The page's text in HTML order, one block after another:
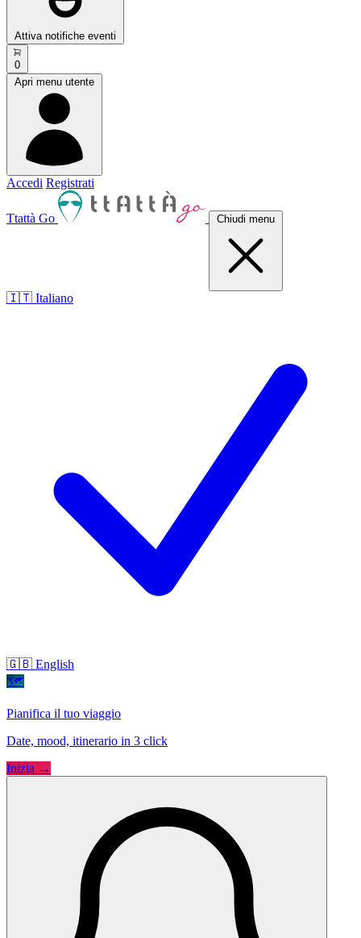
Attiva notifiche eventi
0
Apri menu utente
Accedi Registrati
Ttattà Go Chiudi menu
🇮🇹 Italiano
🇬🇧 English
🗺
Pianifica il tuo viaggio
Date, mood, itinerario in 3 click
Inizia →